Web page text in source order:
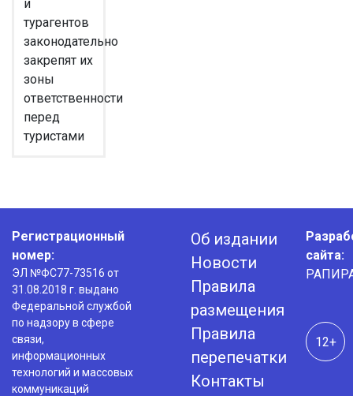
и
турагентов
законодательно
закрепят их
зоны
ответственности
перед
туристами
Регистрационный
номер:
ЭЛ №ФС77-73516 от
31.08.2018 г. выдано
Федеральной службой
по надзору в сфере
связи,
информационных
технологий и массовых
коммуникаций
Об издании
Новости
Правила
размещения
Правила
перепечатки
Контакты
сайта:
12+